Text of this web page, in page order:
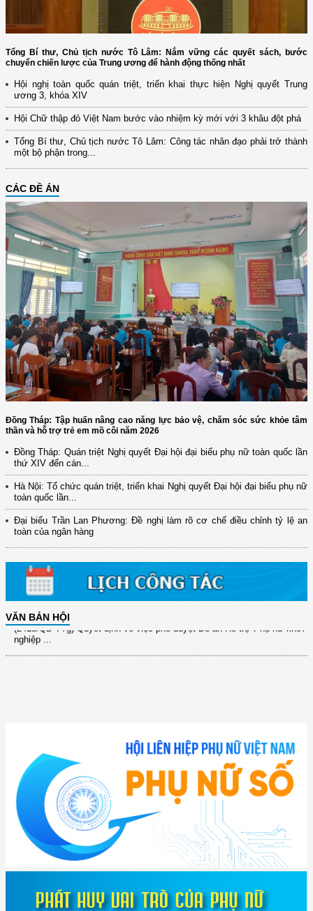
Tổng Bí thư, Chủ tịch nước Tô Lâm: Nắm vững các quyết sách, bước
chuyển chiến lược của Trung ương để hành động thống nhất
Hội nghị toàn quốc quán triệt, triển khai thực hiện Nghị quyết Trung
ương 3, khóa XIV
Hội Chữ thập đỏ Việt Nam bước vào nhiệm kỳ mới với 3 khâu đột phá
Tổng Bí thư, Chủ tịch nước Tô Lâm: Công tác nhân đạo phải trở thành
một bộ phận trong...
CÁC ĐỀ ÁN
Đồng Tháp: Tập huấn nâng cao năng lực bảo vệ, chăm sóc sức khỏe tâm
thần và hỗ trợ trẻ em mồ côi năm 2026
Đồng Tháp: Quán triệt Nghị quyết Đại hội đại biểu phụ nữ toàn quốc lần
thứ XIV đến cán...
Hà Nội: Tổ chức quán triệt, triển khai Nghị quyết Đại hội đại biểu phụ nữ
toàn quốc lần...
Đại biểu Trần Lan Phương: Đề nghị làm rõ cơ chế điều chỉnh tỷ lệ an
toàn của ngân hàng
VĂN BẢN HỘI
(12/TB-HĐKH) V/v đăng ký, đề xuất nhiệm vụ Khoa học, công nghệ và
đổi mới ...
(898/KH/ĐCT) Kế hoạch thực hiện Quyết định số 2415/QĐ-TTg ngày
31/10/2025 ...
(417/QĐ-BNNMT) Quyết định phê duyệt Chương trình mục tiêu quốc gia
(891/KH-ĐCT) Kế hoạch thực hiện Nghị quyết số 72-NQ/TW ngày
9/9/2025 của Bộ ...
(2415/QĐ-TTg) Quyết định về việc phê duyệt Đề án Hỗ trợ Phụ nữ khởi
nghiệp ...